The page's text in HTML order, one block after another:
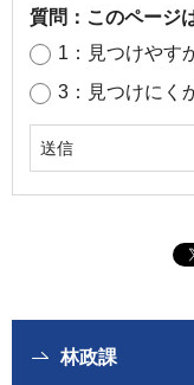
質問：このページ
1：見つけやす
3：見つけにく
林政課